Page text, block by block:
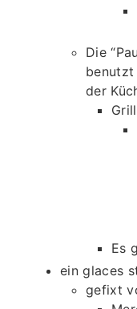
Die
benutzt
der
Es
ein glaces
gefixt